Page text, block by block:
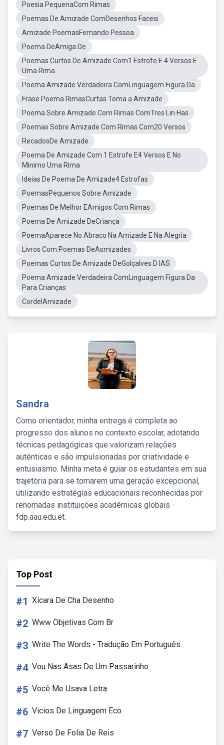
Poesia PequenaCom Rimas
Poemas De Amizade ComDesenhos Faceis
Amizade PoemasFernando Pessoa
Poema DeAmiga De
Poemas Curtos De Amizade Com1 Estrofe E 4 Versos E
Uma Rima
Poema Amizade Verdadeira ComLinguagem Figura Da
Frase Poema RimasCurtas Tema a Amizade
Poema Sobre Amizade Com Rimas ComTres Lin Has
Poemas Sobre Amizade Com Rimas Com20 Versos
RecadosDe Amizade
Poema De Amizade Com 1 Estrofe E4 Versos E No
Minimo Uma Rima
Ideias De Poema De Amizade4 Estrofas
PoemasPequenos Sobre Amizade
Poemas De Melhor EAmigos Com Rimas
Poema De Amizade DeCriança
PoemaAparece No Abraco Na Amizade E Na Alegria
Livros Com Poemas DeAsmizades
Poemas Curtos De Amizade DeGolçalves D IAS
Poema Amizade Verdadeira ComLinguagem Figura Da
Para Crianças
CordelAmizade
Sandra
Como orientador, minha entrega é completa ao
progresso dos alunos no contexto escolar, adotando
técnicas pedagógicas que valorizam relações
autênticas e são impulsionadas por criatividade e
entusiasmo. Minha meta é guiar os estudantes em sua
trajetória para se tornarem uma geração excepcional,
utilizando estratégias educacionais reconhecidas por
renomadas instituições acadêmicas globais -
fdp.aau.edu.et.
Top Post
#1 Xicara De Cha Desenho
#2 Www Objetivas Com Br
#3 Write The Words - Tradução Em Português
#4 Vou Nas Asas De Um Passarinho
#5 Você Me Usava Letra
#6 Vicios De Linguagem Eco
#7 Verso De Folia De Reis